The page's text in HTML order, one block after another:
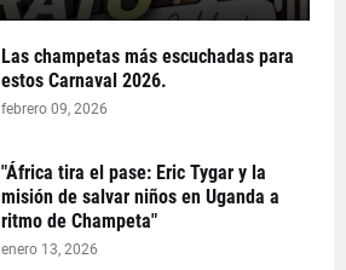
Las champetas más escuchadas para
estos Carnaval 2026.
febrero 09, 2026
"África tira el pase: Eric Tygar y la
misión de salvar niños en Uganda a
ritmo de Champeta"
enero 13, 2026